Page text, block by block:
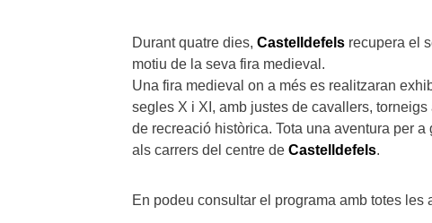
Durant quatre dies, Castelldefels recupera el
motiu de la seva fira medieval.
Una fira medieval on a més es realitzaran
segles X i XI, amb justes de cavallers,
de recreació històrica. Tota una aventura per a
als carrers del centre de Castelldefels.
En podeu consultar el programa amb totes les